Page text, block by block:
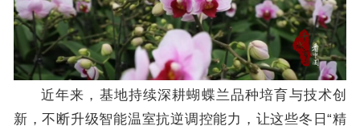
近年来，基地持续深耕蝴蝶兰品种培育与技术创
新，不断升级智能温室抗逆调控能力，让这些冬日“精